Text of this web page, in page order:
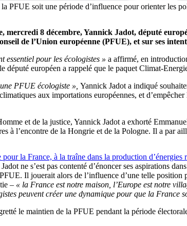
PFUE soit une période d’influence pour orienter les
mercredi 8 décembre, Yannick Jadot, député
de l’Union européenne (PFUE), et sur ses
essentiel pour les écologistes » a affirmé, en
député européen a rappelé que le paquet Climat-
PFUE écologiste », Yannick Jadot a indiqué
aux importations européennes, et
et de la justice, Yannick Jadot a exhorté
à l’encontre de la Hongrie et de la Pologne. Il a par
la France, à la traîne dans la production d’énergies
ne s’est pas contenté d’énoncer ses aspirations
Il jouerait alors de l’influence d’une telle position
– « la France est notre maison, l’Europe est notre
peuvent créer une dynamique pour que la France
le maintien de la PFUE pendant la période